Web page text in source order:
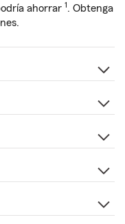
ahorrar 1. Obtenga